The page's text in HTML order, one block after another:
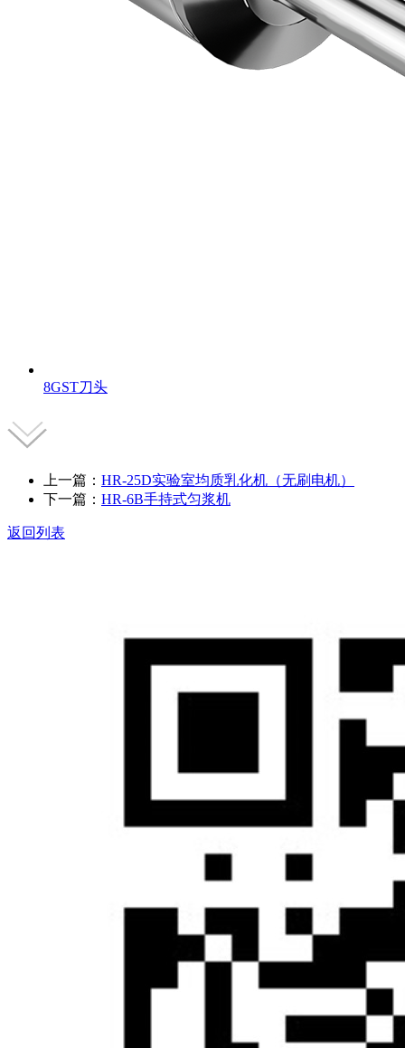
8GST刀头
上一篇： HR-25D实验室均质乳化机（无刷电机）
下一篇： HR-6B手持式匀浆机
返回列表